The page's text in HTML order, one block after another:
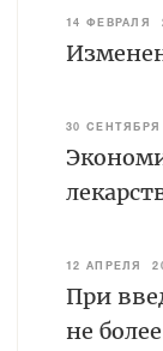
14 ФЕВРАЛЯ
30 СЕНТЯБРЯ
12 АПРЕЛЯ
При
не